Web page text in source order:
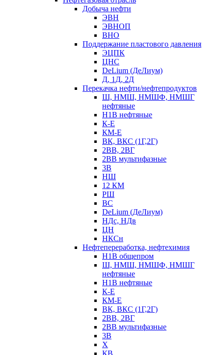
Добыча нефти
ЭВН
ЭВНОП
ВНО
Поддержание пластового давления
ЭЦПК
ЦНС
DeLium (ДеЛиум)
Д, 1Д, 2Д
Перекачка нефти/нефтепродуктов
Ш, НМШ, НМШФ, НМШГ
нефтяные
Н1В нефтяные
К-Е
КМ-Е
ВК, ВКС (1Г,2Г)
2ВВ, 2ВГ
2ВВ мультифазные
3В
НШ
12 КМ
РШ
ВС
DeLium (ДеЛиум)
НДс, НДв
ЦН
НКСн
Нефтепереработка, нефтехимия
Н1В общепром
Ш, НМШ, НМШФ, НМШГ
нефтяные
Н1В нефтяные
К-Е
КМ-Е
ВК, ВКС (1Г,2Г)
2ВВ, 2ВГ
2ВВ мультифазные
3В
Х
КВ